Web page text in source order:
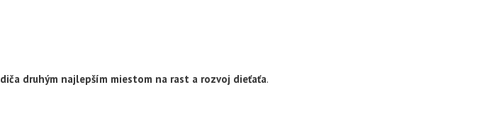
druhým najlepším miestom na rast a rozvoj dieťaťa.